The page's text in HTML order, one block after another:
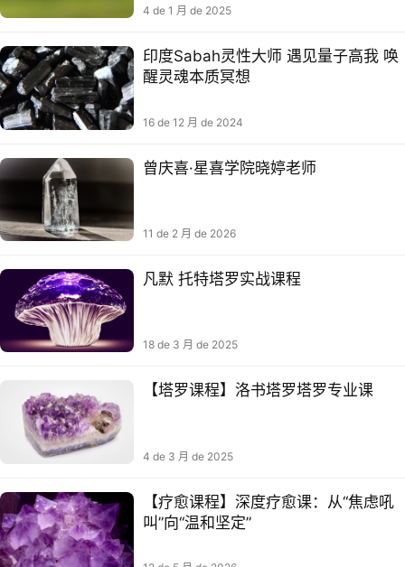
4 de 1 月 de 2025
印度Sabah灵性大师 遇见量子高我 唤
醒灵魂本质冥想
16 de 12 月 de 2024
曾庆喜·星喜学院晓婷老师
11 de 2 月 de 2026
凡默 托特塔罗实战课程
18 de 3 月 de 2025
【塔罗‬课程】洛书‬塔罗塔罗专业课
4 de 3 月 de 2025
【疗愈课程】深度疗愈课：从“焦虑吼
叫”向“温和坚定”